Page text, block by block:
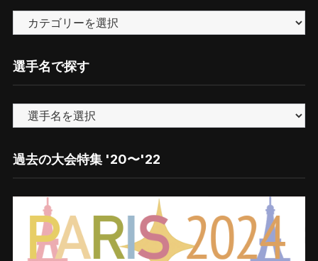
テ
ゴ
リ
す
選手名で探す
過去の大会特集 '20〜'22